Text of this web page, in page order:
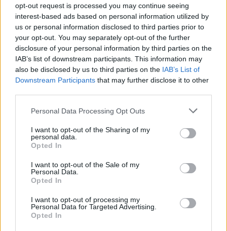
opt-out request is processed you may continue seeing
interest-based ads based on personal information utilized by
us or personal information disclosed to third parties prior to
your opt-out. You may separately opt-out of the further
disclosure of your personal information by third parties on the
IAB’s list of downstream participants. This information may
also be disclosed by us to third parties on the IAB’s List of
Downstream Participants that may further disclose it to other
Please note that this website/app uses one or more Google
not limited to your visit or usage behaviour. You may click to
grant or deny consent to Google and its third-party tags to
use your data for below specified purposes in below Google
consent section.
Personal Data Processing Opt Outs
I want to opt-out of the Sharing of my
personal data.
Opted In
I want to opt-out of the Sale of my
Personal Data.
Opted In
I want to opt-out of processing my
Personal Data for Targeted Advertising.
Opted In
γενεθλίων του, για τον τερματισμό του πολέμου
στη Μέση Ανατολή. Ωστόσο οι πληροφορίες
από τις δύο πλευρές για μια πιθανή αρχική
συμφωνία –που θα ανοίξει τον δρόμο για
διαπραγματεύσεις σε τεχνικό επίπεδο–
συνεχίζουν να εμφανίζουν αποκλίσεις, ενώ το
είπε ο Τραμπ, θα γίνει σήμερα.
ΔΙΑΦΗΜΙΣΗ